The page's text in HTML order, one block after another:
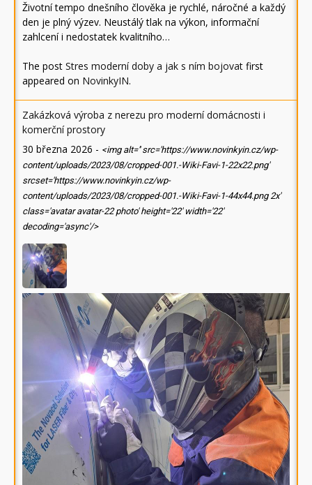
Životní tempo dnešního člověka je rychlé, náročné a každý
den je plný výzev. Neustálý tlak na výkon, informační
zahlcení i nedostatek kvalitního…
The post Stres moderní doby a jak s ním bojovat first
appeared on NovinkyIN.
Zakázková výroba z nerezu pro moderní domácnosti i
komerční prostory
30 března 2026 - <img alt='' src='https://www.novinkyin.cz/wp-
content/uploads/2023/08/cropped-001.-Wiki-Favi-1-22x22.png'
srcset='https://www.novinkyin.cz/wp-
content/uploads/2023/08/cropped-001.-Wiki-Favi-1-44x44.png 2x'
class='avatar avatar-22 photo' height='22' width='22'
decoding='async'/>